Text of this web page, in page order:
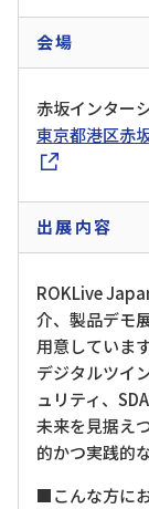
会場
赤坂インター
東京都港区赤
出展内容
ROKLive
介、製品デモ
用意しています
デジタルツイ
ュリティ、
未来を見据え
的かつ実践的
■こんな方に